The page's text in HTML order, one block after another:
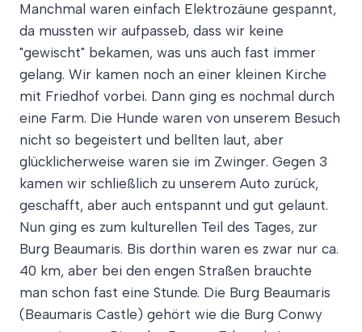
Manchmal waren einfach Elektrozäune gespannt,
da mussten wir aufpasseb, dass wir keine
"gewischt" bekamen, was uns auch fast immer
gelang. Wir kamen noch an einer kleinen Kirche
mit Friedhof vorbei. Dann ging es nochmal durch
eine Farm. Die Hunde waren von unserem Besuch
nicht so begeistert und bellten laut, aber
glücklicherweise waren sie im Zwinger. Gegen 3
kamen wir schließlich zu unserem Auto zurück,
geschafft, aber auch entspannt und gut gelaunt.
Nun ging es zum kulturellen Teil des Tages, zur
Burg Beaumaris. Bis dorthin waren es zwar nur ca.
40 km, aber bei den engen Straßen brauchte
man schon fast eine Stunde. Die Burg Beaumaris
(Beaumaris Castle) gehört wie die Burg Conwy